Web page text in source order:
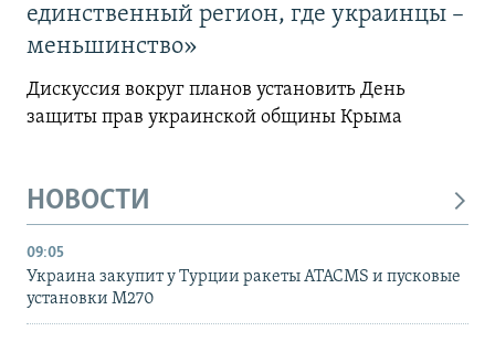
единственный регион, где украинцы –
меньшинство»
Дискуссия вокруг планов установить День
защиты прав украинской общины Крыма
НОВОСТИ
09:05
Украина закупит у Турции ракеты ATACMS и пусковые
установки M270